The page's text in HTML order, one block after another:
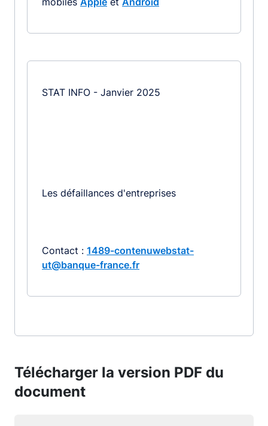
STAT INFO - Janvier 2025
Les défaillances d'entreprises
Contact : 1489-contenuwebstat-
ut@banque-france.fr
Télécharger la version PDF du
document